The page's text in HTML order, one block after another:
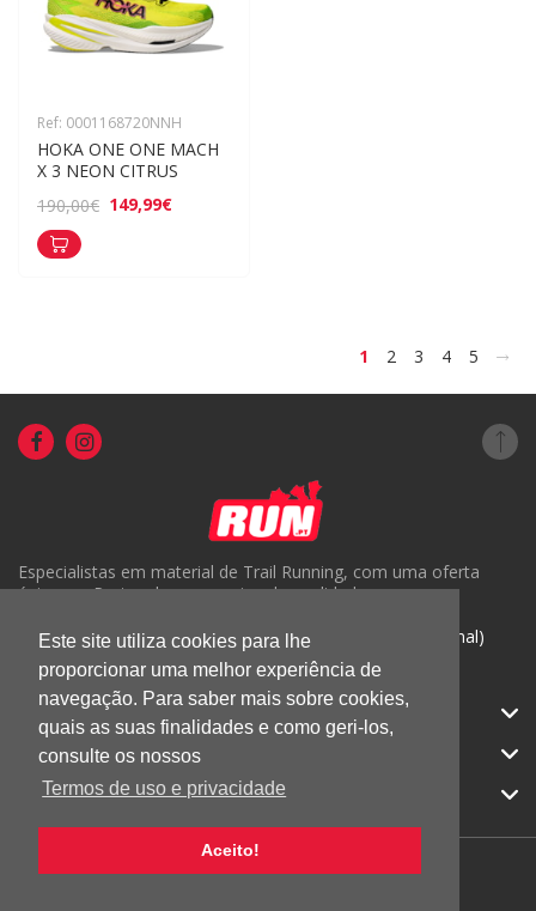
Este site utiliza cookies para lhe
proporcionar uma melhor experiência de
navegação. Para saber mais sobre cookies,
quais as suas finalidades e como geri-los,
consulte os nossos
Termos de uso e privacidade
Aceito!
Ref: 0001168720NNH
HOKA ONE ONE MACH
X 3 NEON CITRUS
190,00€ 149,99€
1 2 3 4 5 >
Especialistas em material de Trail Running, com uma oferta
única em Portugal e um serviço de qualidade.
( +351) 918816191 (Chamada para rede móvel nacional)
geral@run.pt
RUN.PT
CATEGORIAS
APOIO AO CLIENTE
© 2026 RUN |Todos os direitos reservados.